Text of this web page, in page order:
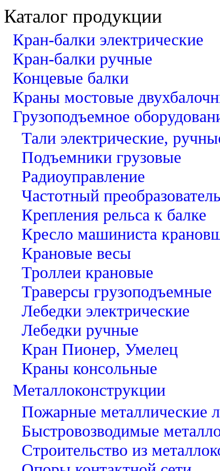
Каталог продукции
Кран-балки электрические
Кран-балки ручные
Концевые балки
Краны мостовые
Грузоподъемное
Тали электрические,
Подъемники грузовые
Радиоуправление
Частотный
Крепления рельса к балке
Кресло машиниста
Крановые весы
Троллеи крановые
Траверсы грузоподъемные
Лебедки электрические
Лебедки ручные
Кран Пионер, Умелец
Краны консольные
Металлоконструкции
Пожарные металлические
Быстровозводимые
Строительство из